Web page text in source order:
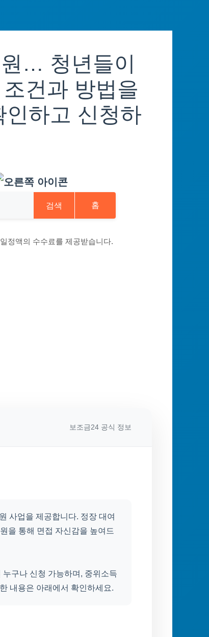
… 청년들이
건과 방법을
하고 신청하
검색 홈
정액의 수수료를 제공받습니다.
보조금24 공식 정보
사업을 제공합니다. 정장 대여
을 통해 면접 자신감을 높여드
구나 신청 가능하며, 중위소득
내용은 아래에서 확인하세요.